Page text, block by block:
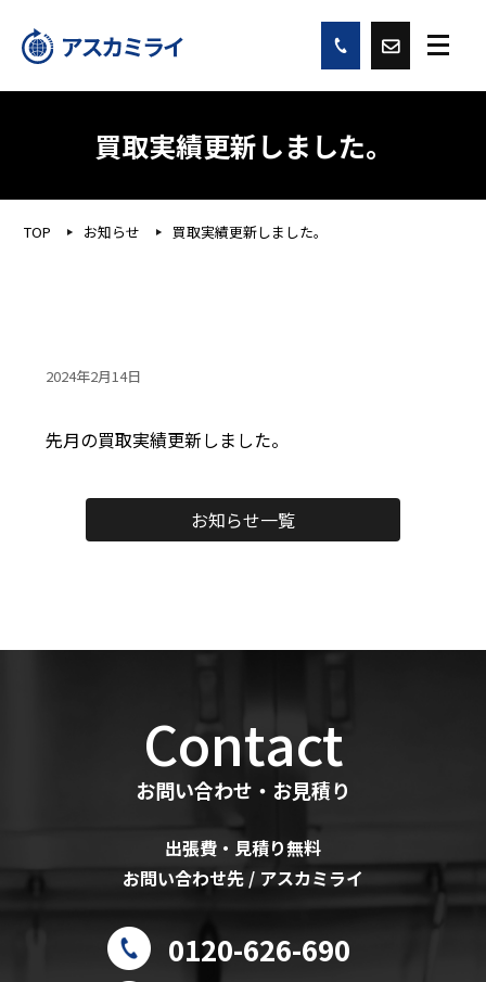
買取実績更新しました。
TOP お知らせ 買取実績更新しました。
2024年2月14日
先月の買取実績更新しました。
お知らせ一覧
Contact
お問い合わせ・お見積り
出張費・見積り無料
お問い合わせ先 / アスカミライ
0120-626-690